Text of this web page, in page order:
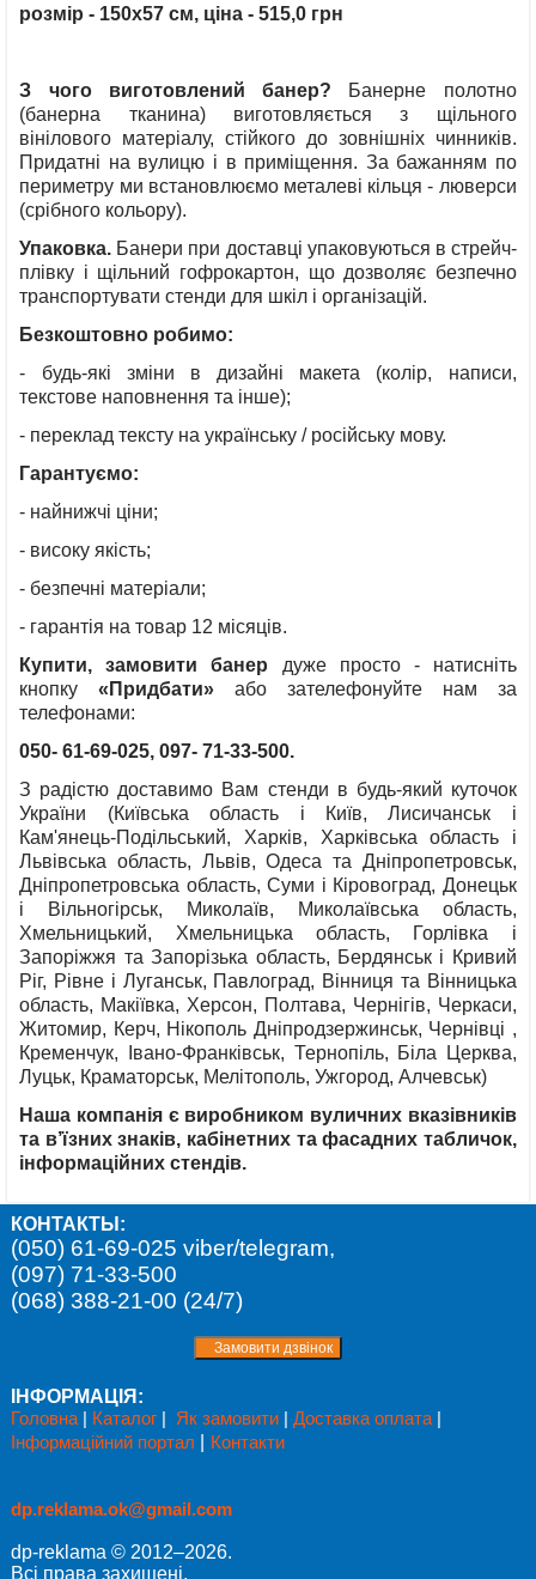
розмір - 150х57 см, ціна - 515,0 грн
З чого виготовлений банер? Банерне полотно
(банерна тканина) виготовляється з щільного
вінілового матеріалу, стійкого до зовнішніх чинників.
Придатні на вулицю і в приміщення. За бажанням по
периметру ми встановлюємо металеві кільця - люверси
(срібного кольору).
Упаковка. Банери при доставці упаковуються в стрейч-
плівку і щільний гофрокартон, що дозволяє безпечно
транспортувати стенди для шкіл і організацій.
Безкоштовно робимо:
- будь-які зміни в дизайні макета (колір, написи,
текстове наповнення та інше);
- переклад тексту на українську / російську мову.
Гарантуємо:
- найнижчі ціни;
- високу якість;
- безпечні матеріали;
- гарантія на товар 12 місяців.
Купити, замовити банер дуже просто - натисніть
кнопку« Придбати» або зателефонуйте нам за
телефонами:
050- 61-69-025, 097- 71-33-500.
З радістю доставимо Вам стенди в будь-який куточок
України (Київська область і Київ, Лисичанськ і
Кам'янець-Подільський, Харків, Харківська область і
Львівська область, Львів, Одеса та Дніпропетровськ,
Дніпропетровська область, Суми і Кіровоград, Донецьк
і Вільногірськ, Миколаїв, Миколаївська область,
Хмельницький, Хмельницька область, Горлівка і
Запоріжжя та Запорізька область, Бердянськ і Кривий
Ріг, Рівне і Луганськ, Павлоград, Вінниця та Вінницька
область, Макіївка, Херсон, Полтава, Чернігів, Черкаси,
Житомир, Керч, Нікополь Дніпродзержинськ, Чернівці ,
Кременчук, Івано-Франківськ, Тернопіль, Біла Церква,
Луцьк, Краматорськ, Мелітополь, Ужгород, Алчевськ)
Наша компанія є виробником вуличних вказівників
та в’їзних знаків, кабінетних та фасадних табличок,
інформаційних стендів.
КОНТАКТЫ:
(050) 61-69-025 viber/telegram,
(097) 71-33-500
(068) 388-21-00 (24/7)
ІНФОРМАЦІЯ:
Головна| Каталог| Як замовити| Доставка оплата|
Інформаційний портал
Контакти
dp.reklama.ok@gmail.com
dp-reklama © 2012–2026.
Всі права захищені.